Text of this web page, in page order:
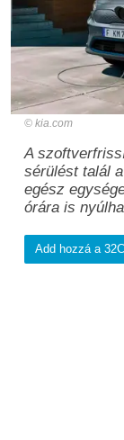
kia.com
A
sérülést talál
egész
órára is
Add hozzá a